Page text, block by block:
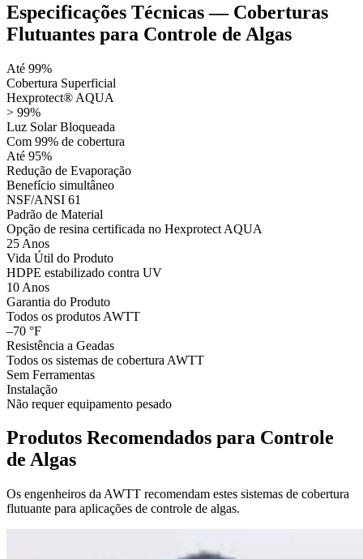
Especificações Técnicas — Coberturas
Flutuantes para Controle de Algas
Até 99%
Cobertura Superficial
Hexprotect® AQUA
> 99%
Luz Solar Bloqueada
Com 99% de cobertura
Até 95%
Redução de Evaporação
Benefício simultâneo
NSF/ANSI 61
Padrão de Material
Opção de resina certificada no Hexprotect AQUA
25 Anos
Vida Útil do Produto
HDPE estabilizado contra UV
10 Anos
Garantia do Produto
Todos os produtos AWTT
–70 °F
Resistência a Geadas
Todos os sistemas de cobertura AWTT
Sem Ferramentas
Instalação
Não requer equipamento pesado
Produtos Recomendados para Controle
de Algas
Os engenheiros da AWTT recomendam estes sistemas de cobertura
flutuante para aplicações de controle de algas.